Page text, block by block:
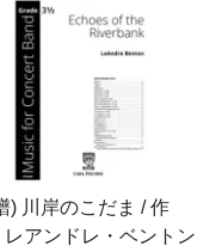
) 川岸のこだま / 作
レアンドレ・ベントン